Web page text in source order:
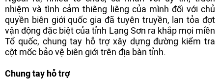
nhiệm và tình cảm thiêng liêng của mình đối với chủ
quyền biên giới quốc gia đã tuyên truyền, lan tỏa đợt
vận động đặc biệt của tỉnh Lạng Sơn ra khắp mọi miền
Tổ quốc, chung tay hỗ trợ xây dựng đường kiểm tra
cột mốc bảo vệ biên giới trên địa bàn tỉnh.
Chung tay hỗ trợ